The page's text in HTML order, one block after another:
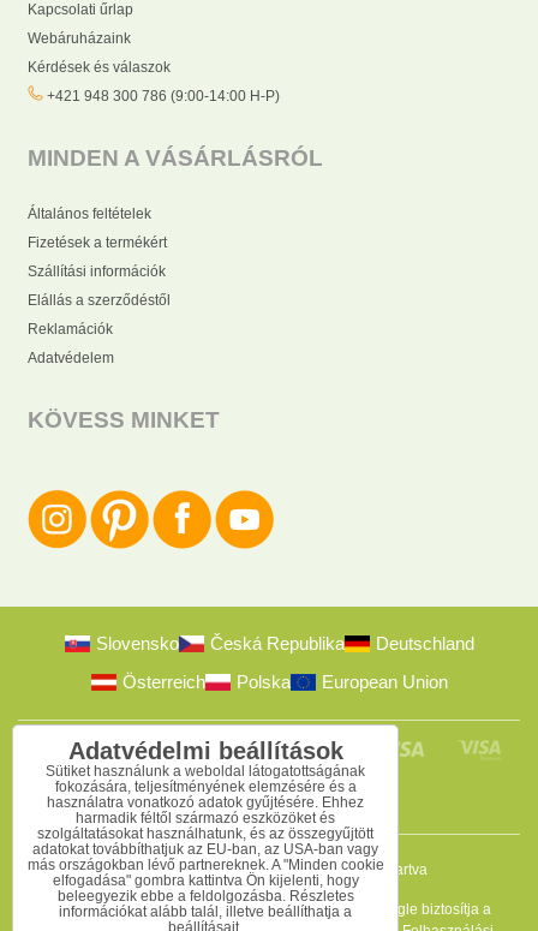
Kapcsolati űrlap
Webáruházaink
Kérdések és válaszok
+421 948 300 786 (9:00-14:00 H-P)
MINDEN A VÁSÁRLÁSRÓL
Általános feltételek
Fizetések a termékért
Szállítási információk
Elállás a szerződéstől
Reklamációk
Adatvédelem
KÖVESS MINKET
Slovensko Česká Republika
Deutschland
Österreich
Polska European Union
2009-2026 © Bomba s.r.o. Minden jog fenntartva
Ez az oldal reCAPTCHA programmal védett, és a Google biztosítja a
Adatvédelmi beállítások
Sütiket használunk a weboldal látogatottságának
fokozására, teljesítményének elemzésére és a
használatra vonatkozó adatok gyűjtésére. Ehhez
harmadik féltől származó eszközöket és
szolgáltatásokat használhatunk, és az összegyűjtött
adatokat továbbíthatjuk az EU-ban, az USA-ban vagy
más országokban lévő partnereknek. A "Minden cookie
elfogadása" gombra kattintva Ön kijelenti, hogy
beleegyezik ebbe a feldolgozásba. Részletes
információkat alább talál, illetve beállíthatja a
beállításait.